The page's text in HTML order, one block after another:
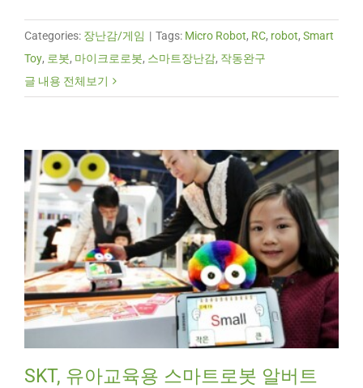
Categories: 장난감/게임 | Tags: Micro Robot, RC, robot, Smart
Toy, 로봇, 마이크로로봇, 스마트장난감, 작동완구
글 내용 전체보기
SKT, 유아교육용 스마트로봇 알버트